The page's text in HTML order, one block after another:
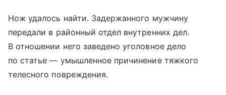
Нож удалось найти. Задержанного мужчину
передали в районный отдел внутренних дел.
В отношении него заведено уголовное дело
по статье — умышленное причинение тяжкого
телесного повреждения.